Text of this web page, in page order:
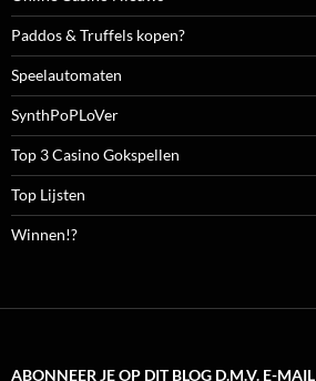
Paddos & Truffels kopen?
Speelautomaten
SynthPoPLoVer
Top 3 Casino Gokspellen
Top Lijsten
Winnen!?
ABONNEER JE OP DIT BLOG D.M.V. E-MAIL